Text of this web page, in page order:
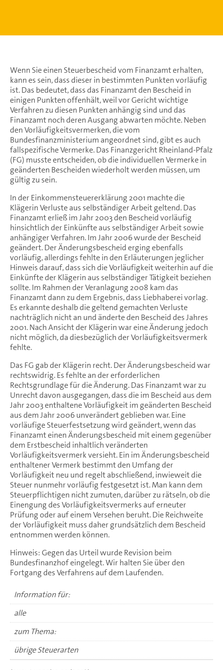
Wenn Sie einen Steuerbescheid vom Finanzamt erhalten,
kann es sein, dass dieser in bestimmten Punkten vorläufig
ist. Das bedeutet, dass das Finanzamt den Bescheid in
einigen Punkten offenhält, weil vor Gericht wichtige
Verfahren zu diesen Punkten anhängig sind und das
Finanzamt noch deren Ausgang abwarten möchte. Neben
den Vorläufigkeitsvermerken, die vom
Bundesfinanzministerium angeordnet sind, gibt es auch
fallspezifische Vermerke. Das Finanzgericht Rheinland-Pfalz
(FG) musste entscheiden, ob die individuellen Vermerke in
geänderten Bescheiden wiederholt werden müssen, um
gültig zu sein.
In der Einkommensteuererklärung 2001 machte die
Klägerin Verluste aus selbständiger Arbeit geltend. Das
Finanzamt erließ im Jahr 2003 den Bescheid vorläufig
hinsichtlich der Einkünfte aus selbständiger Arbeit sowie
anhängiger Verfahren. Im Jahr 2006 wurde der Bescheid
geändert. Der Änderungsbescheid erging ebenfalls
vorläufig, allerdings fehlte in den Erläuterungen jeglicher
Hinweis darauf, dass sich die Vorläufigkeit weiterhin auf die
Einkünfte der Klägerin aus selbständiger Tätigkeit beziehen
sollte. Im Rahmen der Veranlagung 2008 kam das
Finanzamt dann zu dem Ergebnis, dass Liebhaberei vorlag.
Es erkannte deshalb die geltend gemachten Verluste
nachträglich nicht an und änderte den Bescheid des Jahres
2001. Nach Ansicht der Klägerin war eine Änderung jedoch
nicht möglich, da diesbezüglich der Vorläufigkeitsvermerk
fehlte.
Das FG gab der Klägerin recht. Der Änderungsbescheid war
rechtswidrig. Es fehlte an der erforderlichen
Rechtsgrundlage für die Änderung. Das Finanzamt war zu
Unrecht davon ausgegangen, dass die im Bescheid aus dem
Jahr 2003 enthaltene Vorläufigkeit im geänderten Bescheid
aus dem Jahr 2006 unverändert geblieben war. Eine
vorläufige Steuerfestsetzung wird geändert, wenn das
Finanzamt einen Änderungsbescheid mit einem gegenüber
dem Erstbescheid inhaltlich veränderten
Vorläufigkeitsvermerk versieht. Ein im Änderungsbescheid
enthaltener Vermerk bestimmt den Umfang der
Vorläufigkeit neu und regelt abschließend, inwieweit die
Steuer nunmehr vorläufig festgesetzt ist. Man kann dem
Steuerpflichtigen nicht zumuten, darüber zu rätseln, ob die
Einengung des Vorläufigkeitsvermerks auf erneuter
Prüfung oder auf einem Versehen beruht. Die Reichweite
der Vorläufigkeit muss daher grundsätzlich dem Bescheid
entnommen werden können.
Hinweis: Gegen das Urteil wurde Revision beim
Bundesfinanzhof eingelegt. Wir halten Sie über den
Fortgang des Verfahrens auf dem Laufenden.
Information für:
alle
zum Thema:
übrige Steuerarten